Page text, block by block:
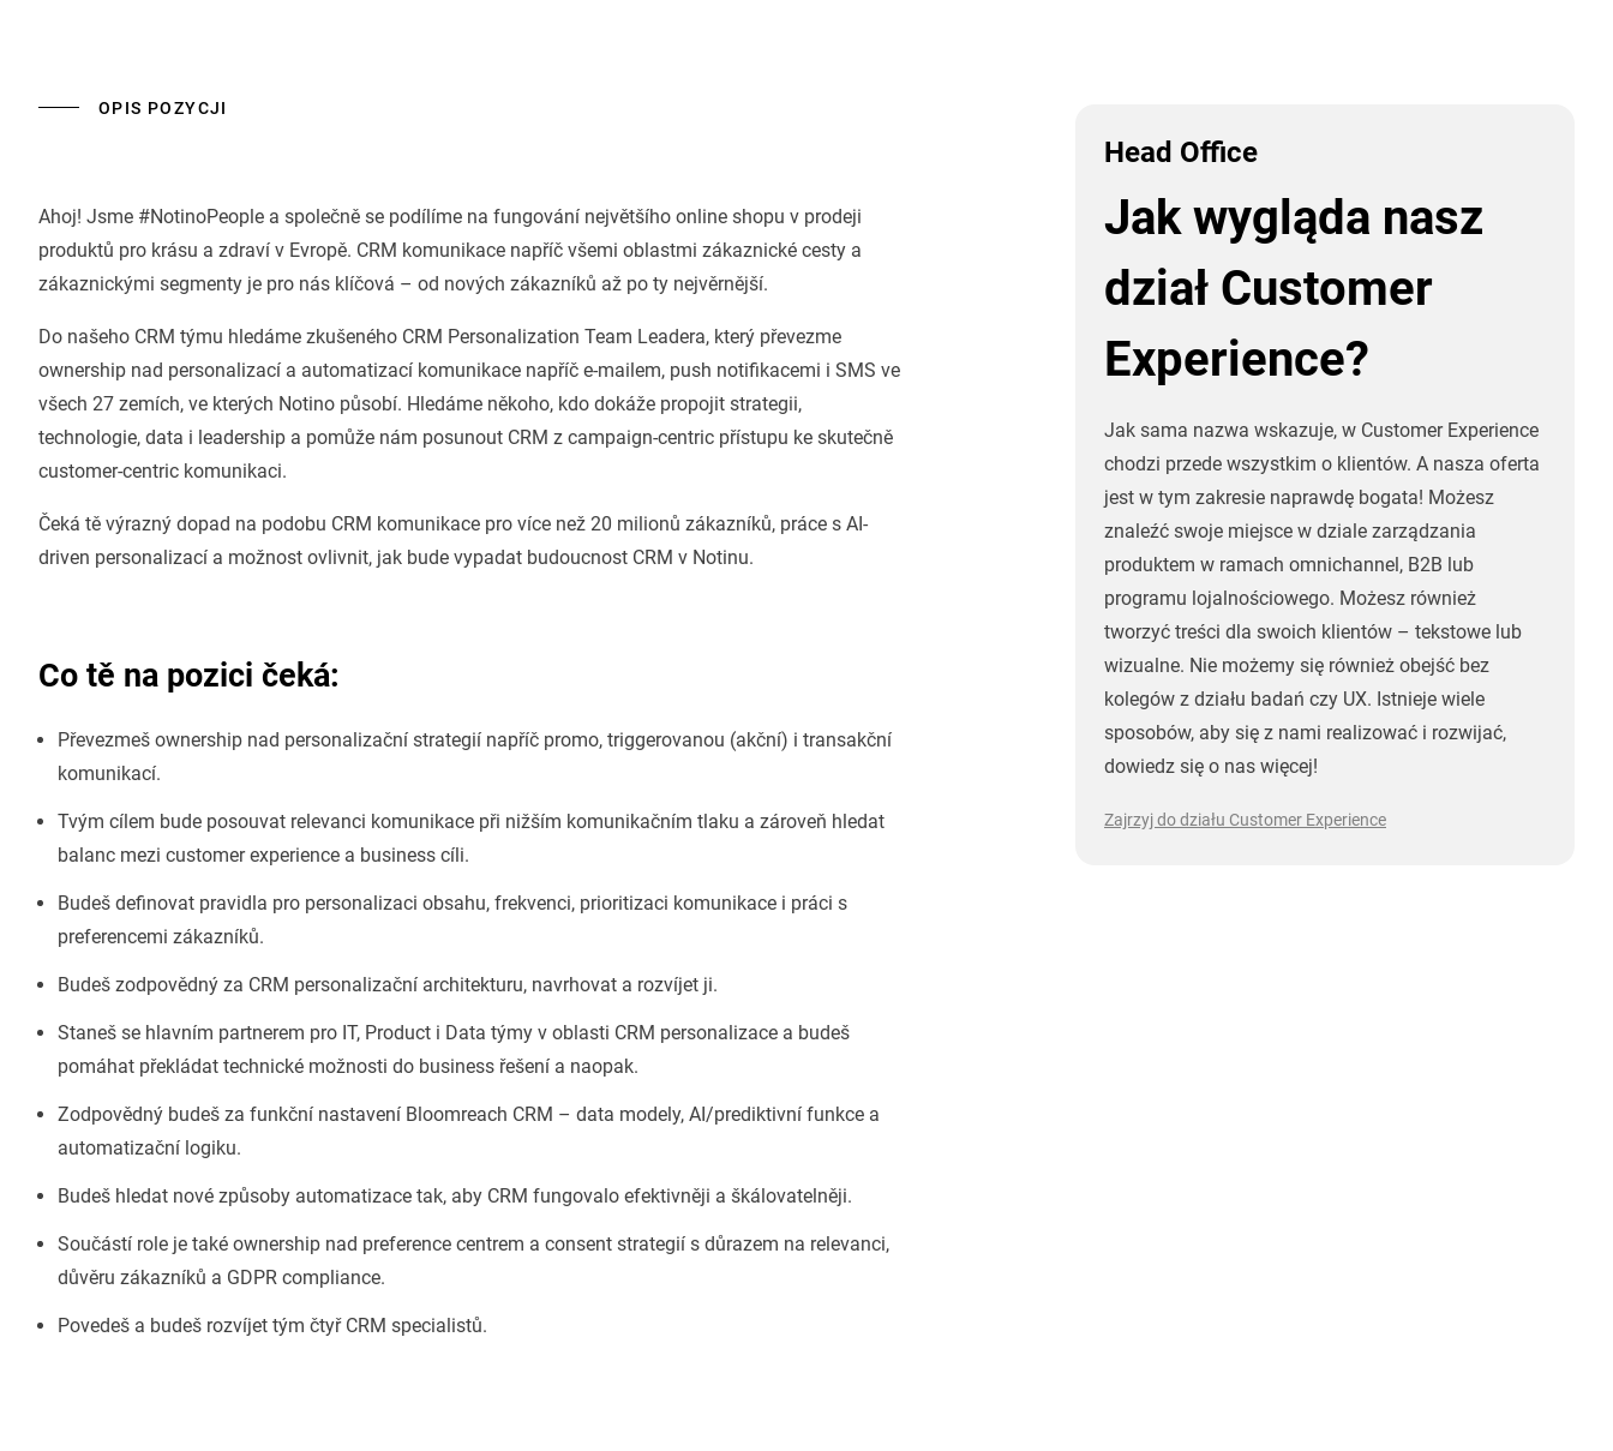
OPIS POZYCJI
Ahoj! Jsme #NotinoPeople a společně se podílíme na fungování největšího online shopu v prodeji
produktů pro krásu a zdraví v Evropě. CRM komunikace napříč všemi oblastmi zákaznické cesty a
zákaznickými segmenty je pro nás klíčová – od nových zákazníků až po ty nejvěrnější.
Do našeho CRM týmu hledáme zkušeného CRM Personalization Team Leadera, který převezme
ownership nad personalizací a automatizací komunikace napříč e-mailem, push notifikacemi i SMS ve
všech 27 zemích, ve kterých Notino působí. Hledáme někoho, kdo dokáže propojit strategii,
technologie, data i leadership a pomůže nám posunout CRM z campaign-centric přístupu ke skutečně
customer-centric komunikaci.
Čeká tě výrazný dopad na podobu CRM komunikace pro více než 20 milionů zákazníků, práce s AI-
driven personalizací a možnost ovlivnit, jak bude vypadat budoucnost CRM v Notinu.
Co tě na pozici čeká:
Převezmeš ownership nad personalizační strategií napříč promo, triggerovanou (akční) i transakční
komunikací.
Tvým cílem bude posouvat relevanci komunikace při nižším komunikačním tlaku a zároveň hledat
balanc mezi customer experience a business cíli.
Budeš definovat pravidla pro personalizaci obsahu, frekvenci, prioritizaci komunikace i práci s
preferencemi zákazníků.
Budeš zodpovědný za CRM personalizační architekturu, navrhovat a rozvíjet ji.
Staneš se hlavním partnerem pro IT, Product i Data týmy v oblasti CRM personalizace a budeš
pomáhat překládat technické možnosti do business řešení a naopak.
Zodpovědný budeš za funkční nastavení Bloomreach CRM – data modely, AI/prediktivní funkce a
automatizační logiku.
Budeš hledat nové způsoby automatizace tak, aby CRM fungovalo efektivněji a škálovatelněji.
Součástí role je také ownership nad preference centrem a consent strategií s důrazem na relevanci,
důvěru zákazníků a GDPR compliance.
Povedeš a budeš rozvíjet tým čtyř CRM specialistů.
Head Office
Jak wygląda nasz
dział Customer
Experience?
Jak sama nazwa wskazuje, w Customer Experience
chodzi przede wszystkim o klientów. A nasza oferta
jest w tym zakresie naprawdę bogata! Możesz
znaleźć swoje miejsce w dziale zarządzania
produktem w ramach omnichannel, B2B lub
programu lojalnościowego. Możesz również
tworzyć treści dla swoich klientów – tekstowe lub
wizualne. Nie możemy się również obejść bez
kolegów z działu badań czy UX. Istnieje wiele
sposobów, aby się z nami realizować i rozwijać,
dowiedz się o nas więcej!
Zajrzyj do działu Customer Experience